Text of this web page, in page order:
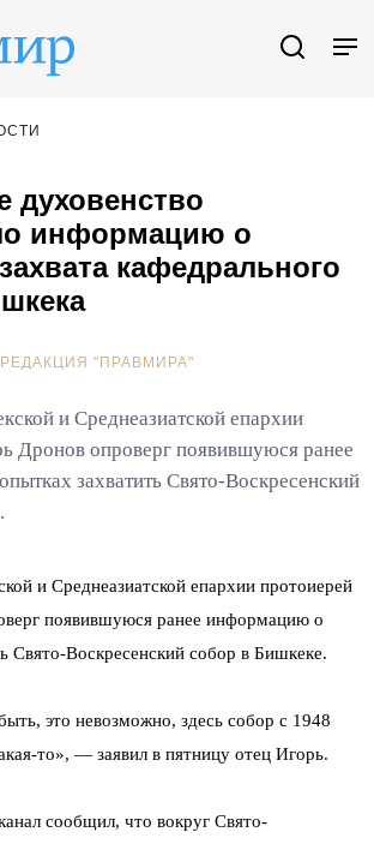
духовенство
информацию о
кафедрального
РЕДАКЦИЯ "ПРАВМИРА"
и Среднеазиатской епархии
Дронов опроверг появившуюся ранее
захватить Свято-Воскресенский
и Среднеазиатской епархии протоиерей
появившуюся ранее информацию о
Свято-Воскресенский собор в Бишкеке.
это невозможно, здесь собор с 1948
то», — заявил в пятницу отец Игорь.
сообщил, что вокруг Свято-